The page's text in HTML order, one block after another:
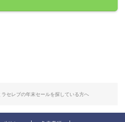
ラセレブの年末セールを探している方へ